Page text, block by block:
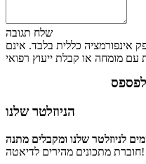
שלח תגובה
אינפורמציה כללית בלבד. אינם
הניוזלטר שלנו
לניוזלטר שלנו ומקבלים מתנה
חוברת מתכונים מהירים לדיאטה!